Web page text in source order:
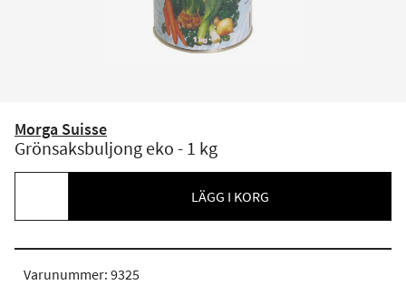
Morga Suisse
Grönsaksbuljong eko - 1 kg
LÄGG I KORG
Varunummer: 9325